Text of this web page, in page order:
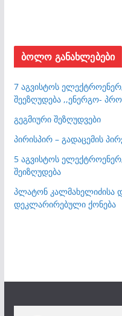
ბოლო განახლებები
7 აგვისტოს
შეეზღუდება ,,ენერგო-
გეგმიური შეზღუდვები
პირისპირ – გადაცემის
5 აგვისტოს
შეიზღუდება
პლატონ კალმახელიძისა
დეკლარირებული ქონება